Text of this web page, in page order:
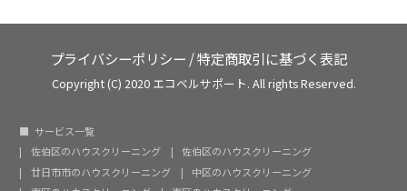
プライバシーポリシー /特定商取引に基づく表記
Copyright (C) 2020 エコベルサポート. All rights Reserved.
サービス一覧
佐伯区のハウスクリーニング
佐伯区のハウスクリーニング
廿日市市のハウスクリーニング
中区のハウスクリーニング